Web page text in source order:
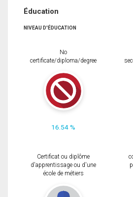
Éducation
NIVEAU D'ÉDUCATION
No
certificate/diploma/degree
16.54 %
Certificat ou diplôme
d'apprentissage ou d'une
école de métiers